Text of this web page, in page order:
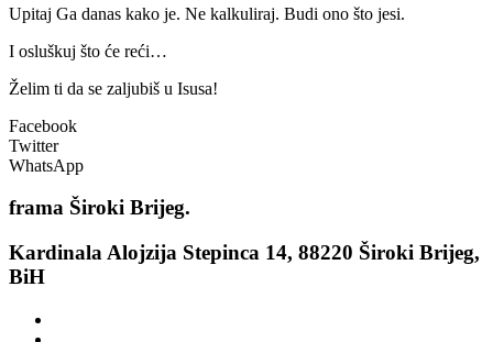
Upitaj Ga danas kako je. Ne kalkuliraj. Budi ono što jesi.
I osluškuj što će reći…
Želim ti da se zaljubiš u Isusa!
Facebook
Twitter
WhatsApp
frama Široki Brijeg.
Kardinala Alojzija Stepinca 14, 88220 Široki Brijeg,
BiH